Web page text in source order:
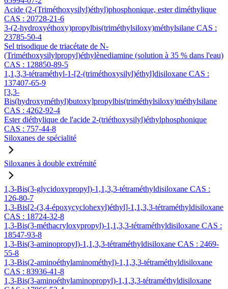
Acide (2-(Triméthoxysilyl)éthyl)phosphonique, ester diméthylique
CAS : 20728-21-6
3-(2-hydroxyéthoxy)propylbis(triméthylsiloxy)méthylsilane CAS :
23785-50-4
Sel trisodique de triacétate de N-
(Triméthoxysilylpropyl)éthylènediamine (solution à 35 % dans l'eau)
CAS : 128850-89-5
1,1,3,3-tétraméthyl-1-[2-(triméthoxysilyl)éthyl]disiloxane CAS :
137407-65-9
[3,3-
Bis(hydroxyméthyl)butoxy]propylbis(triméthylsiloxy)méthylsilane
CAS : 4262-92-4
Ester diéthylique de l'acide 2-(triéthoxysilyl)éthylphosphonique
CAS : 757-44-8
Siloxanes de spécialité
Siloxanes à double extrémité
1,3-Bis(3-glycidoxypropyl)-1,1,3,3-tétraméthyldisiloxane CAS :
126-80-7
1,3-Bis[2-(3,4-époxycyclohexyl)éthyl]-1,1,3,3-tétraméthyldisiloxane
CAS : 18724-32-8
1,3-Bis(3-méthacryloxypropyl)-1,1,3,3-tétraméthyldisiloxane CAS :
18547-93-8
1,3-Bis(3-aminopropyl)-1,1,3,3-tétraméthyldisiloxane CAS : 2469-
55-8
1,3-Bis(2-aminoéthylaminométhyl)-1,1,3,3-tétraméthyldisiloxane
CAS : 83936-41-8
1,3-Bis(3-aminoéthylaminopropyl)-1,1,3,3-tétraméthyldisiloxane